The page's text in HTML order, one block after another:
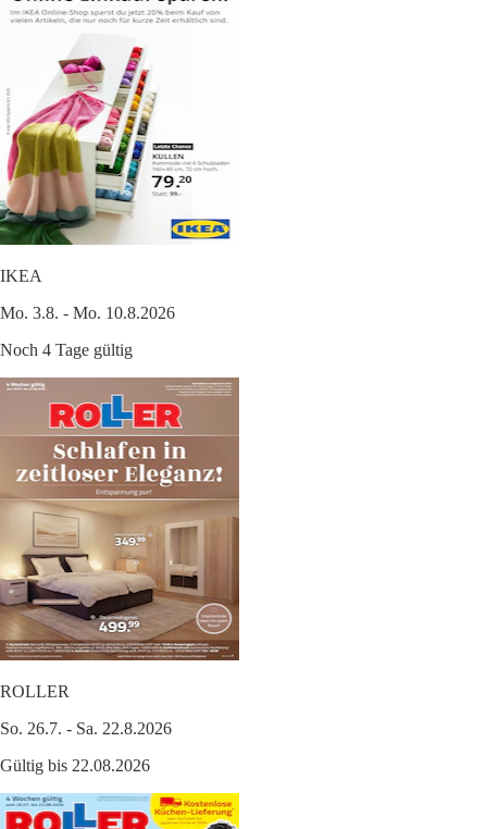
IKEA
Mo. 3.8. - Mo. 10.8.2026
Noch 4 Tage gültig
ROLLER
So. 26.7. - Sa. 22.8.2026
Gültig bis 22.08.2026